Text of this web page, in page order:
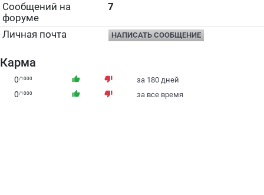
Сообщений на
форуме
7
Личная почта НАПИСАТЬ СООБЩЕНИЕ
Карма
0/1000 thumb_up thumb_down за 180 дней
0/1000 thumb_up thumb_down за все время